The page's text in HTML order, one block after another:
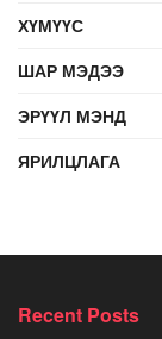
ХҮМҮҮС
ШАР МЭДЭЭ
ЭРҮҮЛ МЭНД
ЯРИЛЦЛАГА
Recent Posts